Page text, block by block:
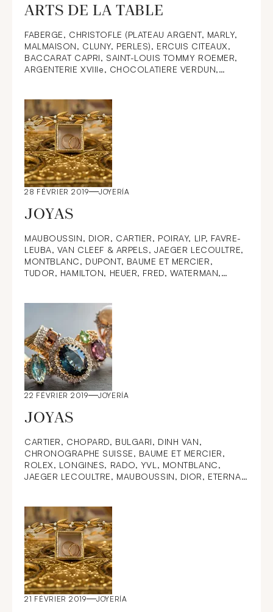
ARTS DE LA TABLE
FABERGE, CHRISTOFLE (PLATEAU ARGENT, MARLY,
MALMAISON, CLUNY, PERLES), ERCUIS CITEAUX,
BACCARAT CAPRI, SAINT-LOUIS TOMMY ROEMER,
ARGENTERIE XVIIIe, CHOCOLATIERE VERDUN,
DIRECTOIRE BOULANGER, COUVERTS VERMEIL,
ARGENTERIE XIXe, DRAGEOIR, CAFETIERES,
TIMBALES, COUTEAUX NACRE, LEGUMIER LEBRUN,
IRAN, IRLANDE, ANGLETERRE DECORS DE TABLE,
JAPON, BOL CHINE 1900 HU CHONG, PUIFORCAT ,
ARGENTERIE MINIATURE, PLATERIE MEXIQUE,
TETARD, BOULENGER, BUCCELLATI, TIFFANY,
MENAGERE DESSERT VERMEIL ARMES ROYALES DE
SAXE
28 FÉVRIER 2019 JOYERÍA
JOYAS
MAUBOUSSIN, DIOR, CARTIER, POIRAY, LIP, FAVRE-
LEUBA, VAN CLEEF & ARPELS, JAEGER LECOULTRE,
MONTBLANC, DUPONT, BAUME ET MERCIER,
TUDOR, HAMILTON, HEUER, FRED, WATERMAN,
22 FÉVRIER 2019 JOYERÍA
JOYAS
CARTIER, CHOPARD, BULGARI, DINH VAN,
CHRONOGRAPHE SUISSE, BAUME ET MERCIER,
ROLEX, LONGINES, RADO, YVL, MONTBLANC,
JAEGER LECOULTRE, MAUBOUSSIN, DIOR, ETERNA,
21 FÉVRIER 2019 JOYERÍA